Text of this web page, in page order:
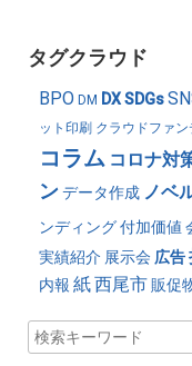
タグクラウド
BPO DM DXSDGs
ット印刷 クラウドファ
コラム コロナ対
ンデータ作成 ノベ
ンディング付加価値
実績紹介 展示会 広告
内報 紙西尾市 販促